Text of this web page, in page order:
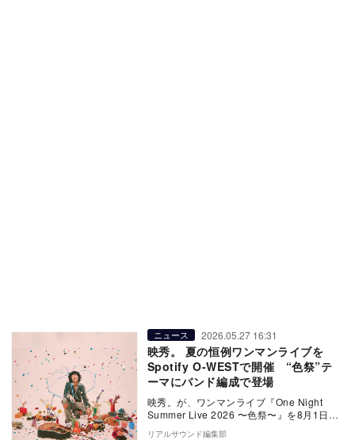
ニュース 2026.05.27 16:31
映秀。 夏の恒例ワンマンライブを
Spotify O-WESTで開催 “色祭”テ
ーマにバンド編成で登場
映秀。が、ワンマンライブ『One Night
Summer Live 2026 〜色祭〜』を8月1日に
東京 Spotify O-…
リアルサウンド編集部